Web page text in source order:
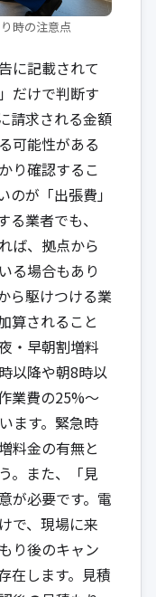
時の注意点
に記載されて
だけで判断す
請求される金額
可能性がある
り確認するこ
のが「出張費」
業者でも、
ば、拠点から
る場合もあり
ら駆けつける業
算されること
・早朝割増料
以降や朝8時以
業費の25%〜
ます。緊急時
料金の有無と
。また、「見
が必要です。電
で、現場に来
り後のキャン
在します。見積